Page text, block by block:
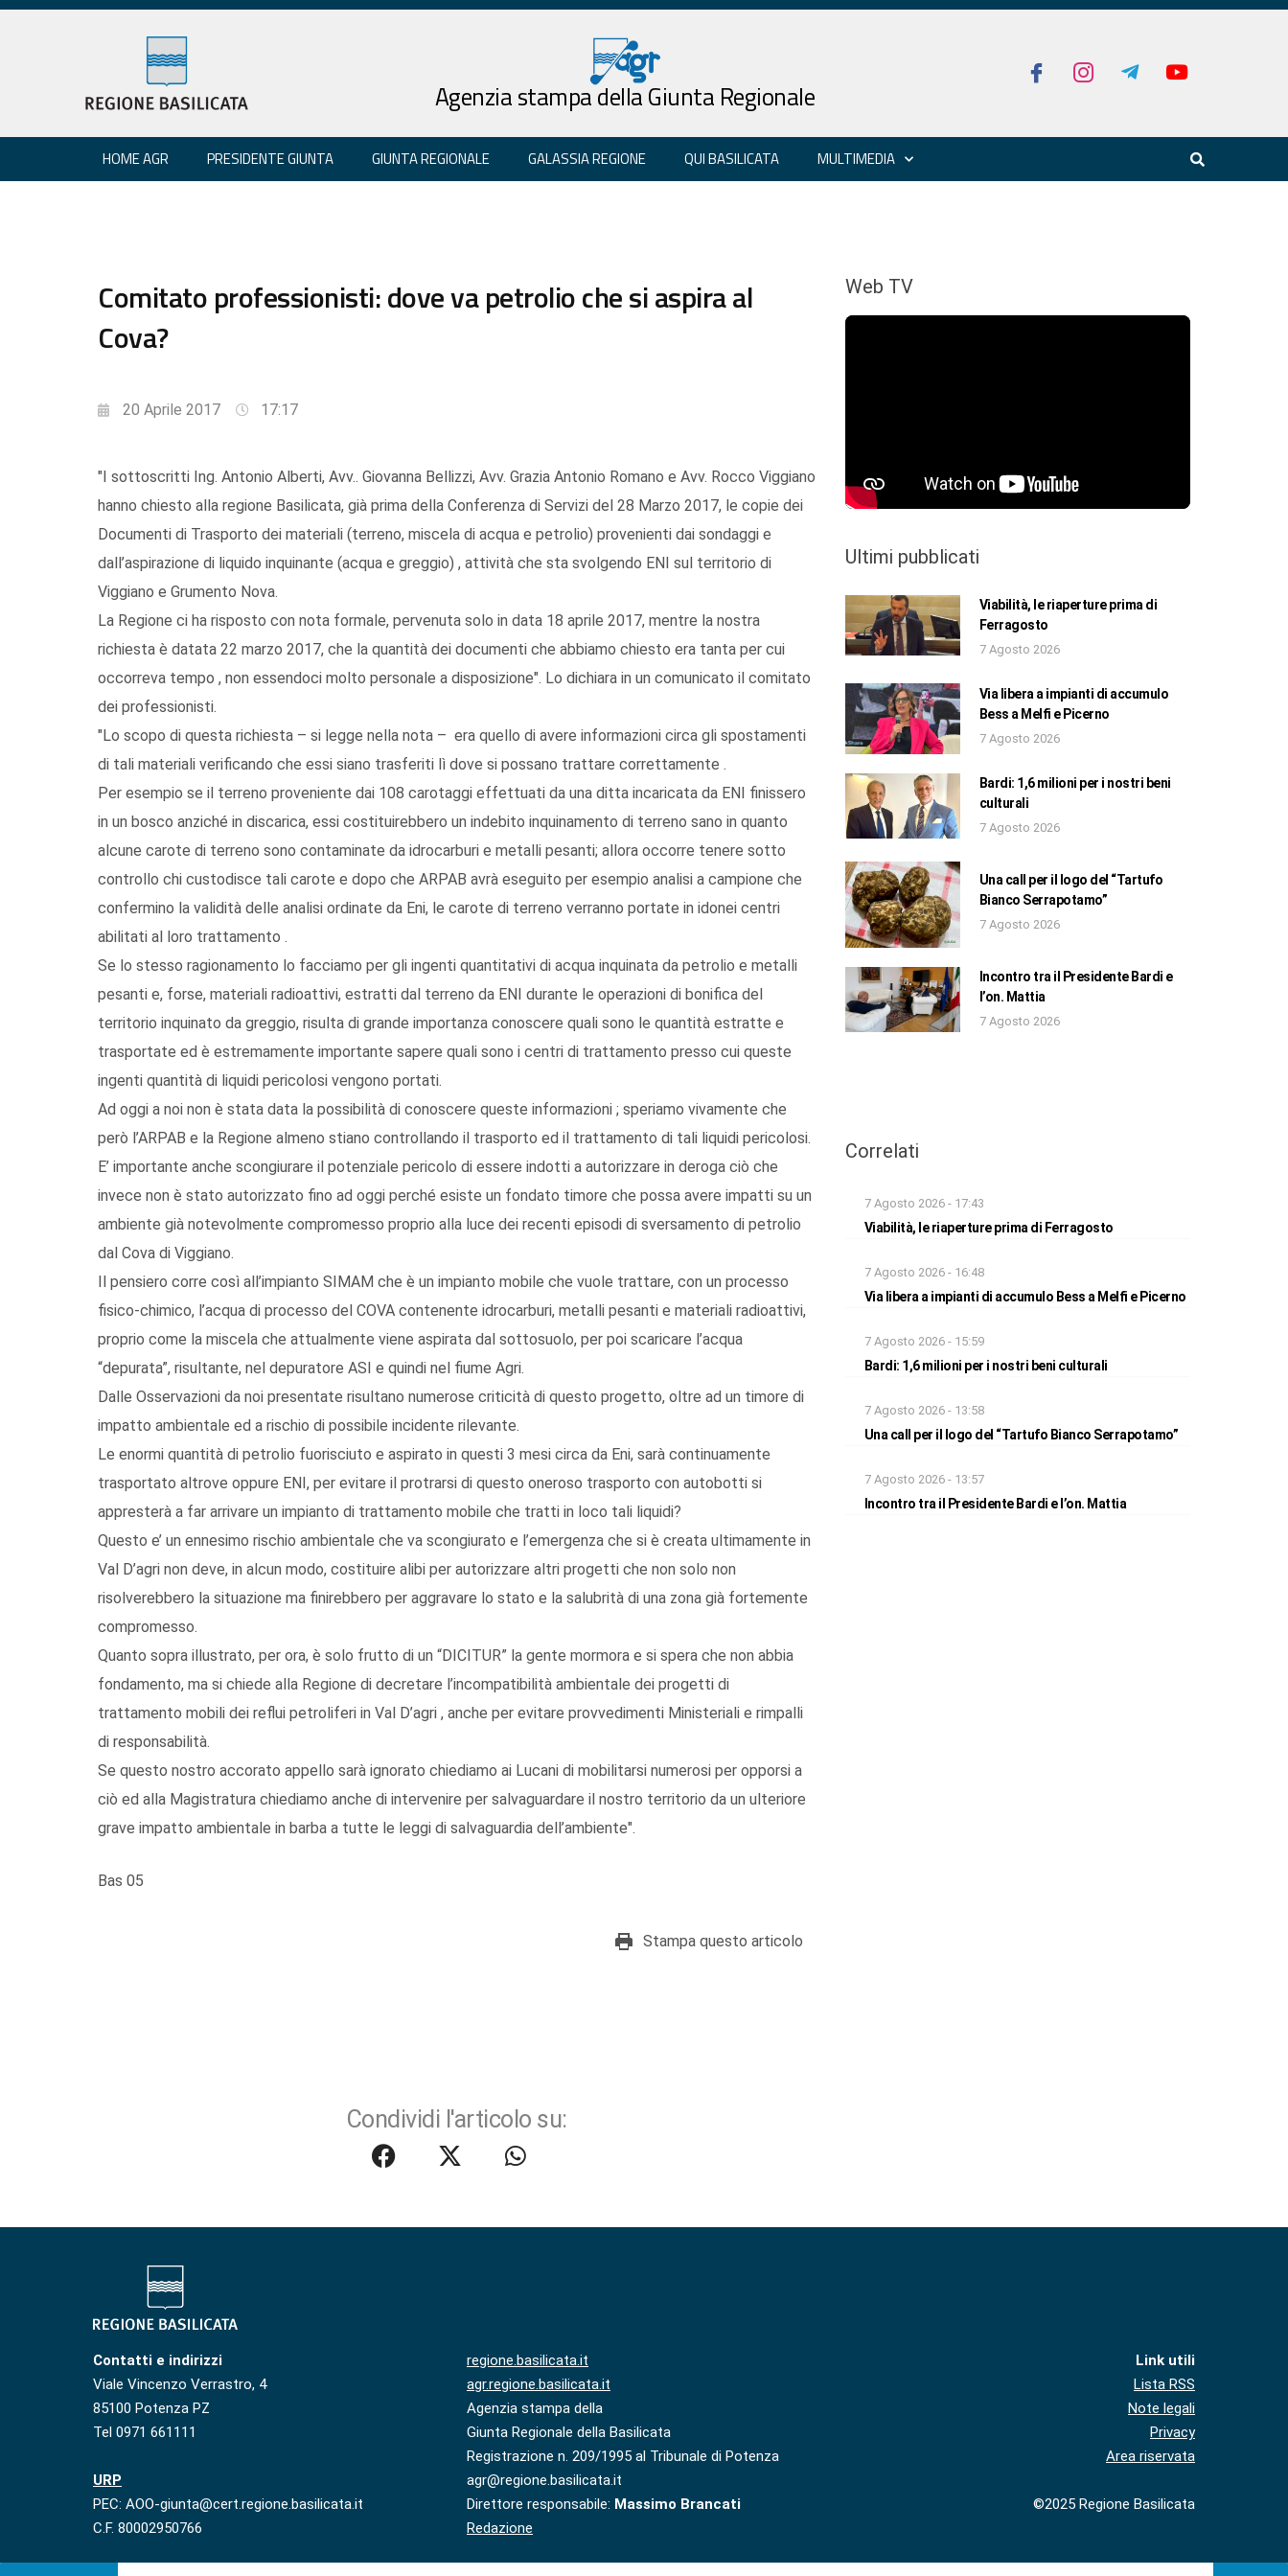
Agenzia stampa della Giunta Regionale
HOME AGR PRESIDENTE GIUNTA GIUNTA REGIONALE GALASSIA REGIONE QUI BASILICATA MULTIMEDIA
Comitato professionisti: dove va petrolio che si aspira al
Cova?
20 Aprile 2017 17:17
"I sottoscritti Ing. Antonio Alberti, Avv.. Giovanna Bellizzi, Avv. Grazia Antonio Romano e Avv. Rocco Viggiano
hanno chiesto alla regione Basilicata, già prima della Conferenza di Servizi del 28 Marzo 2017, le copie dei
Documenti di Trasporto dei materiali (terreno, miscela di acqua e petrolio) provenienti dai sondaggi e
dall’aspirazione di liquido inquinante (acqua e greggio) , attività che sta svolgendo ENI sul territorio di
Viggiano e Grumento Nova.
La Regione ci ha risposto con nota formale, pervenuta solo in data 18 aprile 2017, mentre la nostra
richiesta è datata 22 marzo 2017, che la quantità dei documenti che abbiamo chiesto era tanta per cui
occorreva tempo , non essendoci molto personale a disposizione". Lo dichiara in un comunicato il comitato
dei professionisti.
"Lo scopo di questa richiesta – si legge nella nota – era quello di avere informazioni circa gli spostamenti
di tali materiali verificando che essi siano trasferiti lì dove si possano trattare correttamente .
Per esempio se il terreno proveniente dai 108 carotaggi effettuati da una ditta incaricata da ENI finissero
in un bosco anziché in discarica, essi costituirebbero un indebito inquinamento di terreno sano in quanto
alcune carote di terreno sono contaminate da idrocarburi e metalli pesanti; allora occorre tenere sotto
controllo chi custodisce tali carote e dopo che ARPAB avrà eseguito per esempio analisi a campione che
confermino la validità delle analisi ordinate da Eni, le carote di terreno verranno portate in idonei centri
abilitati al loro trattamento .
Se lo stesso ragionamento lo facciamo per gli ingenti quantitativi di acqua inquinata da petrolio e metalli
pesanti e, forse, materiali radioattivi, estratti dal terreno da ENI durante le operazioni di bonifica del
territorio inquinato da greggio, risulta di grande importanza conoscere quali sono le quantità estratte e
trasportate ed è estremamente importante sapere quali sono i centri di trattamento presso cui queste
ingenti quantità di liquidi pericolosi vengono portati.
Ad oggi a noi non è stata data la possibilità di conoscere queste informazioni ; speriamo vivamente che
però l’ARPAB e la Regione almeno stiano controllando il trasporto ed il trattamento di tali liquidi pericolosi.
E’ importante anche scongiurare il potenziale pericolo di essere indotti a autorizzare in deroga ciò che
invece non è stato autorizzato fino ad oggi perché esiste un fondato timore che possa avere impatti su un
ambiente già notevolmente compromesso proprio alla luce dei recenti episodi di sversamento di petrolio
dal Cova di Viggiano.
Il pensiero corre così all’impianto SIMAM che è un impianto mobile che vuole trattare, con un processo
fisico-chimico, l’acqua di processo del COVA contenente idrocarburi, metalli pesanti e materiali radioattivi,
proprio come la miscela che attualmente viene aspirata dal sottosuolo, per poi scaricare l’acqua
“depurata”, risultante, nel depuratore ASI e quindi nel fiume Agri.
Dalle Osservazioni da noi presentate risultano numerose criticità di questo progetto, oltre ad un timore di
impatto ambientale ed a rischio di possibile incidente rilevante.
Le enormi quantità di petrolio fuorisciuto e aspirato in questi 3 mesi circa da Eni, sarà continuamente
trasportato altrove oppure ENI, per evitare il protrarsi di questo oneroso trasporto con autobotti si
appresterà a far arrivare un impianto di trattamento mobile che tratti in loco tali liquidi?
Questo e’ un ennesimo rischio ambientale che va scongiurato e l’emergenza che si è creata ultimamente in
Val D’agri non deve, in alcun modo, costituire alibi per autorizzare altri progetti che non solo non
risolverebbero la situazione ma finirebbero per aggravare lo stato e la salubrità di una zona già fortemente
compromesso.
Quanto sopra illustrato, per ora, è solo frutto di un “DICITUR” la gente mormora e si spera che non abbia
fondamento, ma si chiede alla Regione di decretare l’incompatibilità ambientale dei progetti di
trattamento mobili dei reflui petroliferi in Val D’agri , anche per evitare provvedimenti Ministeriali e rimpalli
di responsabilità.
Se questo nostro accorato appello sarà ignorato chiediamo ai Lucani di mobilitarsi numerosi per opporsi a
ciò ed alla Magistratura chiediamo anche di intervenire per salvaguardare il nostro territorio da un ulteriore
grave impatto ambientale in barba a tutte le leggi di salvaguardia dell’ambiente".
Bas 05
Stampa questo articolo
Condividi l'articolo su:
Web TV
Ultimi pubblicati
Viabilità, le riaperture prima di
Ferragosto
7 Agosto 2026
Via libera a impianti di accumulo
Bess a Melfi e Picerno
7 Agosto 2026
Bardi: 1,6 milioni per i nostri beni
culturali
7 Agosto 2026
Una call per il logo del “Tartufo
Bianco Serrapotamo”
7 Agosto 2026
Incontro tra il Presidente Bardi e
l’on. Mattia
7 Agosto 2026
Correlati
7 Agosto 2026 - 17:43
Viabilità, le riaperture prima di Ferragosto
7 Agosto 2026 - 16:48
Via libera a impianti di accumulo Bess a Melfi e Picerno
7 Agosto 2026 - 15:59
Bardi: 1,6 milioni per i nostri beni culturali
7 Agosto 2026 - 13:58
Una call per il logo del “Tartufo Bianco Serrapotamo”
7 Agosto 2026 - 13:57
Incontro tra il Presidente Bardi e l’on. Mattia
Contatti e indirizzi
Viale Vincenzo Verrastro, 4
85100 Potenza PZ
Tel 0971 661111
URP
PEC: AOO-giunta@cert.regione.basilicata.it
C.F. 80002950766
regione.basilicata.it
agr.regione.basilicata.it
Agenzia stampa della
Giunta Regionale della Basilicata
Registrazione n. 209/1995 al Tribunale di Potenza
agr@regione.basilicata.it
Direttore responsabile: Massimo Brancati
Redazione
Link utili
Lista RSS
Note legali
Privacy
Area riservata
©2025 Regione Basilicata